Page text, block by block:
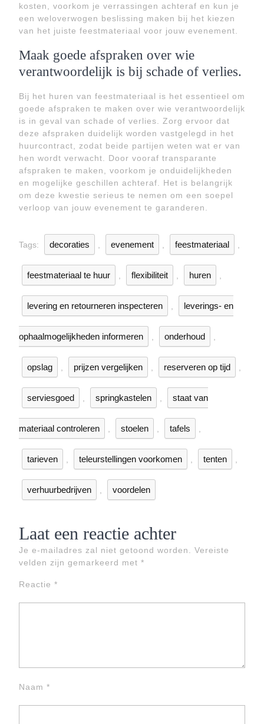
kosten, voorkom je verrassingen achteraf en kun je
een weloverwogen beslissing maken bij het kiezen
van het juiste feestmateriaal voor jouw evenement.
Maak goede afspraken over wie
verantwoordelijk is bij schade of verlies.
Bij het huren van feestmateriaal is het essentieel om
goede afspraken te maken over wie verantwoordelijk
is in geval van schade of verlies. Zorg ervoor dat
deze afspraken duidelijk worden vastgelegd in het
huurcontract, zodat beide partijen weten wat er van
hen wordt verwacht. Door vooraf transparante
afspraken te maken, voorkom je onduidelijkheden
en mogelijke geschillen achteraf. Het is belangrijk
om deze kwestie serieus te nemen om een soepel
verloop van jouw evenement te garanderen.
Tags: decoraties evenement feestmateriaal
feestmateriaal te huur flexibiliteit huren
levering en retourneren inspecteren leverings- en
ophaalmogelijkheden informeren onderhoud
opslag prijzen vergelijken reserveren op tijd
serviesgoed springkastelen staat van
materiaal controleren stoelen tafels
tarieven teleurstellingen voorkomen tenten
verhuurbedrijven voordelen
Laat een reactie achter
Je e-mailadres zal niet getoond worden.
Vereiste
velden zijn gemarkeerd met *
Reactie *
Naam *